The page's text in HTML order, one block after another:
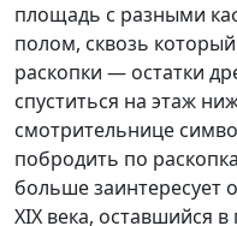
площадь с разными
полом, сквозь
раскопки — остатки
спуститься на этаж
смотрительнице
побродить по
больше заинтересует
XIX века, оставшийся